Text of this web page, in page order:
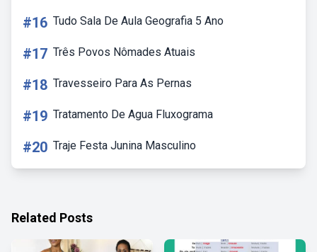
#16 Tudo Sala De Aula Geografia 5 Ano
#17 Três Povos Nômades Atuais
#18 Travesseiro Para As Pernas
#19 Tratamento De Agua Fluxograma
#20 Traje Festa Junina Masculino
Related Posts